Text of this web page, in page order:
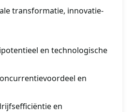
transformatie, innovatie-
en technologische
en
en